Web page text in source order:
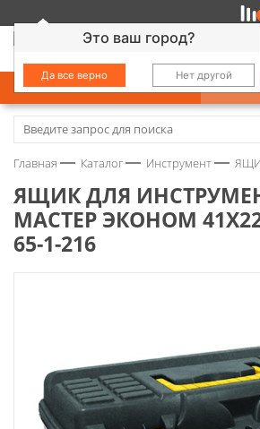
Это ваш город?
Да все верно Нет другой
КАТАЛОГ
Замочно-скобяные изделия
Колеса
Химия
Главная Каталог Инструмент
ЯЩИК ДЛЯ
МАСТЕР ЭКОНОМ
65-1-216